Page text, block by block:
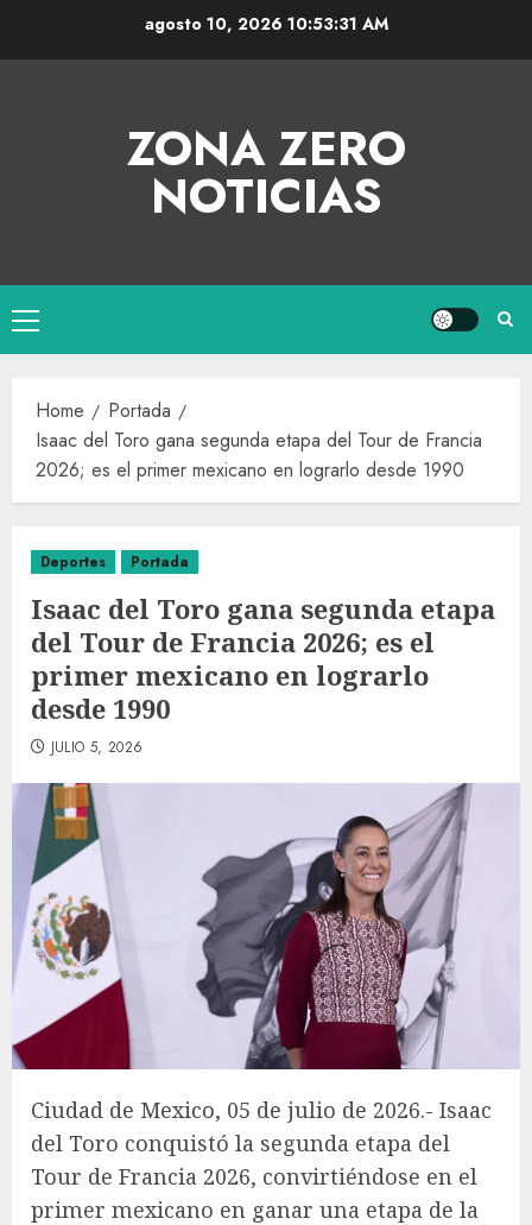
agosto 10, 2026 10:53:32 AM
ZONA ZERO
NOTICIAS
Home
Portada
Isaac del Toro gana segunda etapa del Tour de Francia
2026; es el primer mexicano en lograrlo desde 1990
Deportes Portada
Isaac del Toro gana segunda etapa
del Tour de Francia 2026; es el
primer mexicano en lograrlo
desde 1990
JULIO 5, 2026
Ciudad de Mexico, 05 de julio de 2026.- Isaac
del Toro conquistó la segunda etapa del
Tour de Francia 2026, convirtiéndose en el
primer mexicano en ganar una etapa de la